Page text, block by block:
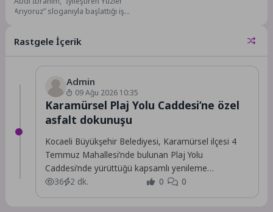
güçlendiriyor
Arıyoruz” sloganıyla başlattığı işe
yeteneklerle...
Rastgele İçerik
Admin
09 Ağu 2026 10:35
Karamürsel Plaj Yolu Caddesi’ne özel
asfalt dokunuşu
Kocaeli Büyükşehir Belediyesi, Karamürsel ilçesi 4
Temmuz Mahallesi’nde bulunan Plaj Yolu
Caddesi’nde yürüttüğü kapsamlı yenileme
çalışmalarını tamamladı.
36 2 dk. 0 0